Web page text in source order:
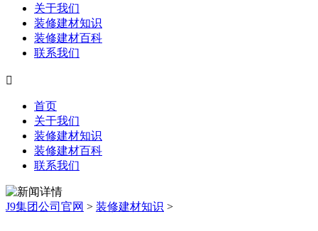
关于我们
装修建材知识
装修建材百科
联系我们

首页
关于我们
装修建材知识
装修建材百科
联系我们
J9集团公司官网 > 装修建材知识 >